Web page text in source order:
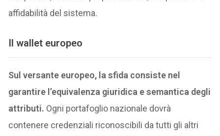
affidabilità del sistema.
Il wallet europeo
Sul versante europeo, la sfida consiste nel
garantire l’equivalenza giuridica e semantica degli
attributi. Ogni portafoglio nazionale dovrà
contenere credenziali riconoscibili da tutti gli altri